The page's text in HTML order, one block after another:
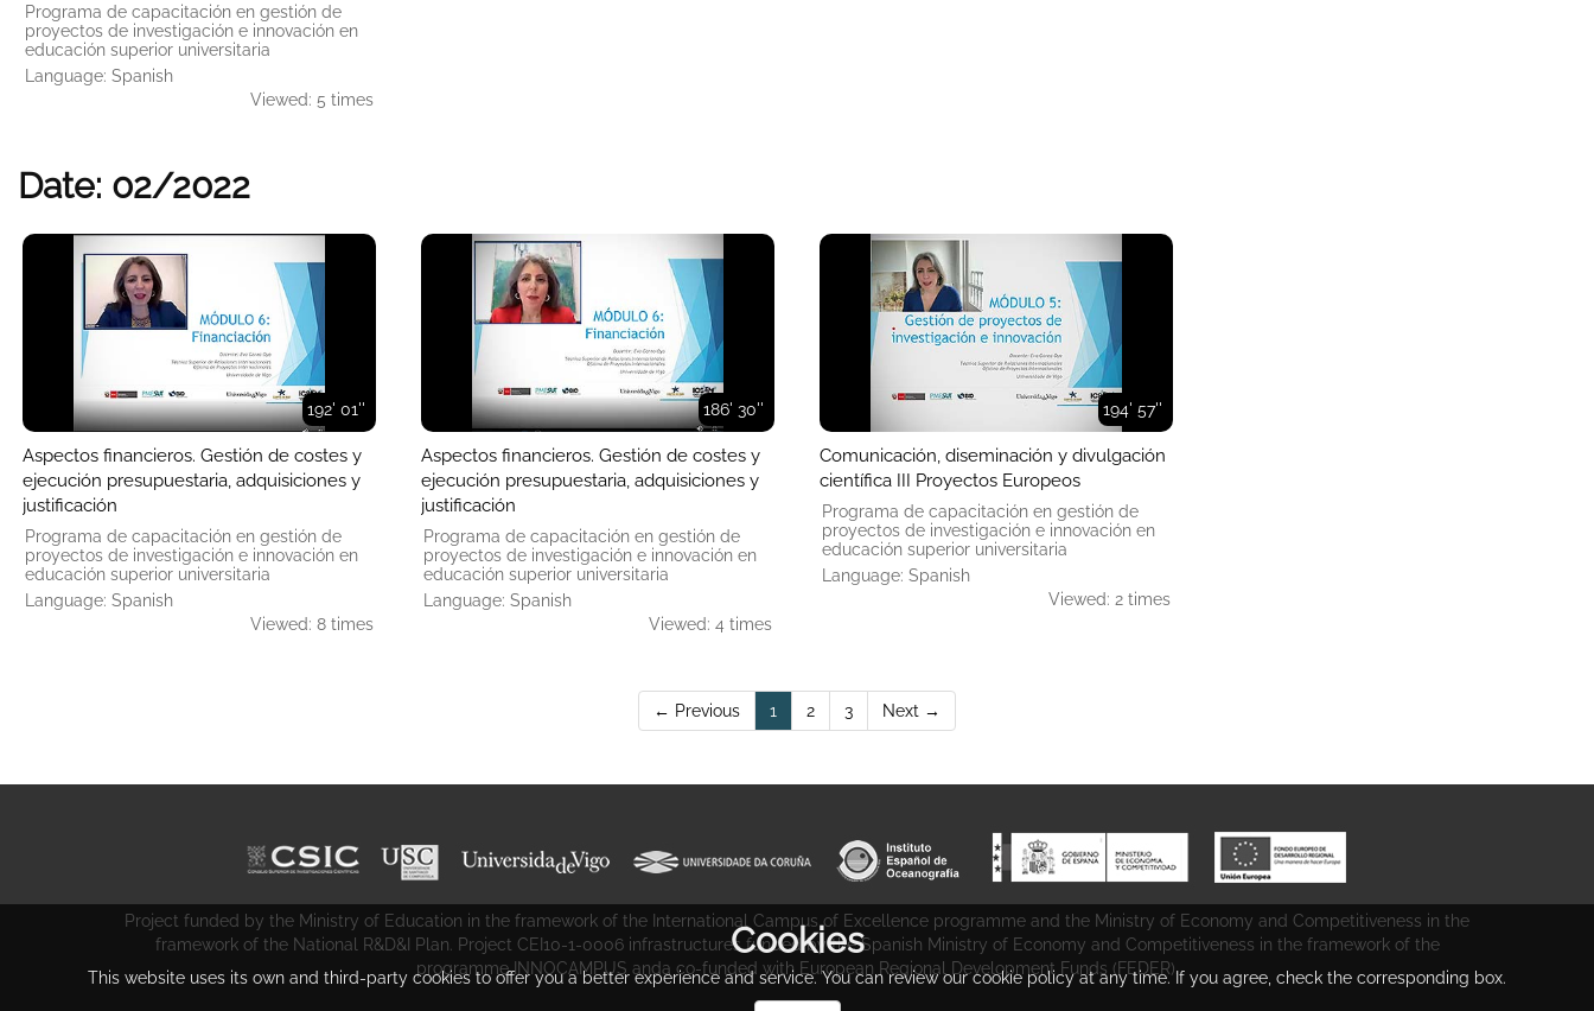
Programa de capacitación en gestión de
proyectos de investigación e innovación en
educación superior universitaria
Language: Spanish
Viewed: 5 times
Date: 02/2022
192' 01''
Aspectos financieros. Gestión de costes y
ejecución presupuestaria, adquisiciones y
justificación
Programa de capacitación en gestión de
proyectos de investigación e innovación en
educación superior universitaria
Language: Spanish
Viewed: 8 times
186' 30''
Aspectos financieros. Gestión de costes y
ejecución presupuestaria, adquisiciones y
justificación
Programa de capacitación en gestión de
proyectos de investigación e innovación en
educación superior universitaria
Language: Spanish
Viewed: 4 times
194' 57''
Comunicación, diseminación y divulgación
científica III Proyectos Europeos
Programa de capacitación en gestión de
proyectos de investigación e innovación en
educación superior universitaria
Language: Spanish
Viewed: 2 times
← Previous 1 (current)
2 3 Next →
Project funded by the Ministry of Education in the framework of the International Campus of Excellence programme and the Ministry of Economy and Competitiveness in the
framework of the National R&D&I Plan. Project CEI10-1-0006 infrastructures funded by the Spanish Ministry of Economy and Competitiveness in the framework of the
programme INNOCAMPUS anda co-funded with European Regional Development Funds (FEDER).
Cookies
This website uses its own and third-party cookies to offer you a better experience and service. You can review our cookie policy at any time. If you agree, check the corresponding box.